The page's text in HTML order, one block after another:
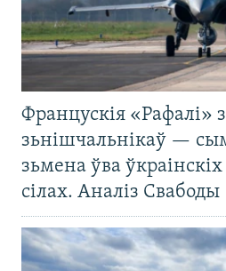
Францускія «Рафалі»
зьнішчальнікаў —
зьмена ўва
сілах. Аналіз Свабоды